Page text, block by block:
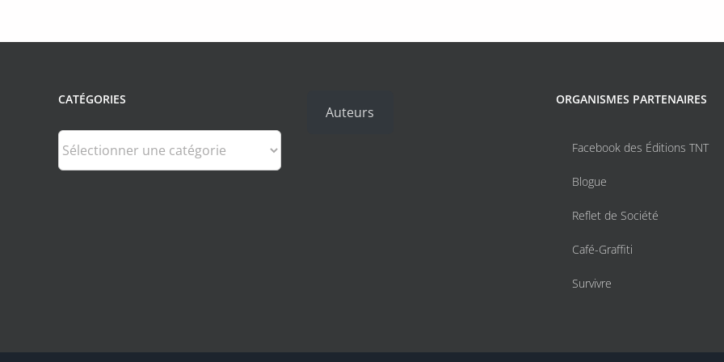
CATÉGORIES
Catégories
Auteurs
ORGANISMES PARTENAIRES
Facebook des Éditions TNT
Blogue
Reflet de Société
Café-Graffiti
Survivre